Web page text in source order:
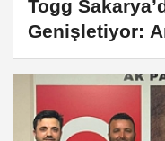
Togg
Genişletiyor:
Merkez